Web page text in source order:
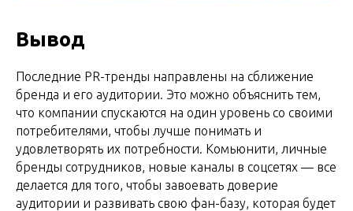
Вывод
Последние PR-тренды направлены на сближение
бренда и его аудитории. Это можно объяснить тем,
что компании спускаются на один уровень со своими
потребителями, чтобы лучше понимать и
удовлетворять их потребности. Комьюнити, личные
бренды сотрудников, новые каналы в соцсетях — все
делается для того, чтобы завоевать доверие
аудитории и развивать свою фан-базу, которая будет